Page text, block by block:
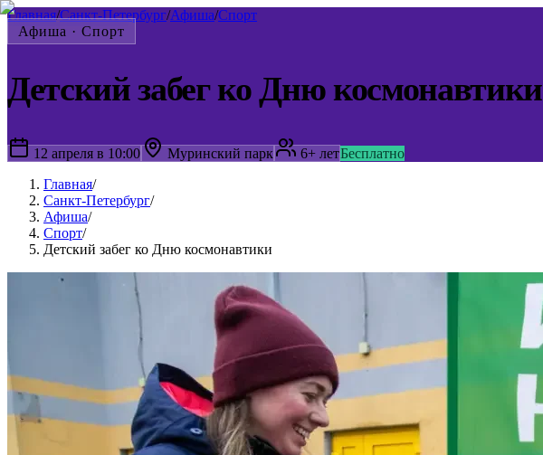
Главная/Санкт-Петербург/Афиша/Спорт
Афиша · Спорт
Детский забег ко Дню космонавтики
12 апреля в 10:00 Муринский парк 6+ летБесплатно
Главная/
Санкт-Петербург/
Афиша/
Спорт/
Детский забег ко Дню космонавтики